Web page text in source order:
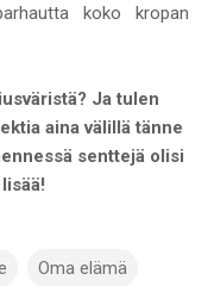
koko kropan
Ja tulen
aina välillä tänne
senttejä olisi
Oma elämä